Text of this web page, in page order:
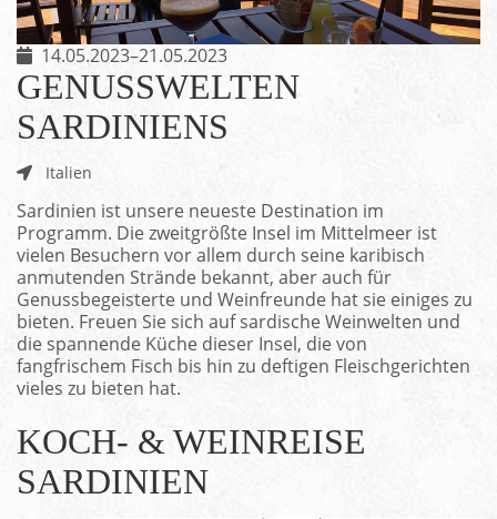
14.05.2023–21.05.2023
GENUSSWELTEN
SARDINIENS
Italien
Sardinien ist unsere neueste Destination im
Programm. Die zweitgrößte Insel im Mittelmeer ist
vielen Besuchern vor allem durch seine karibisch
anmutenden Strände bekannt, aber auch für
Genussbegeisterte und Weinfreunde hat sie einiges zu
bieten. Freuen Sie sich auf sardische Weinwelten und
die spannende Küche dieser Insel, die von
fangfrischem Fisch bis hin zu deftigen Fleischgerichten
vieles zu bieten hat.
KOCH- & WEINREISE
SARDINIEN